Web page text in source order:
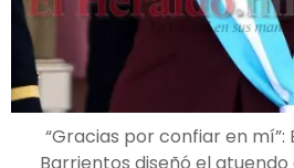
“Gracias por confiar en mí”: